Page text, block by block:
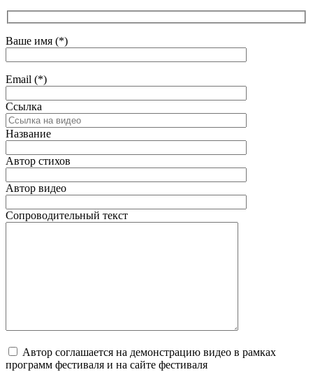
Ваше имя (*)
Email (*)
Ссылка
Название
Автор стихов
Автор видео
Сопроводительный текст
Автор соглашается на демонстрацию видео в рамках
программ фестиваля и на сайте фестиваля